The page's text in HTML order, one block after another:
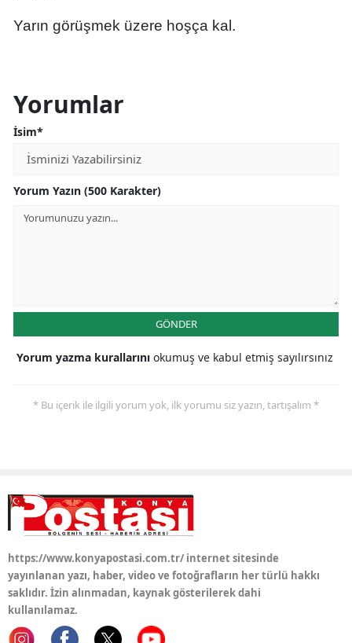
Batman
Karabük
Kilis
Yarın görüşmek üzere hoşça kal.
Yorumlar
İsim*
Yorum Yazın (500 Karakter)
GÖNDER
Yorum yazma kurallarını okumuş ve kabul etmiş sayılırsınız
* Bu içerik ile ilgili yorum yok, ilk yorumu siz yazın, tartışalım *
https://www.konyapostasi.com.tr/ internet sitesinde
yayınlanan yazı, haber, video ve fotoğrafların her türlü hakkı
saklıdır. İzin alınmadan, kaynak gösterilerek dahi
kullanılamaz.